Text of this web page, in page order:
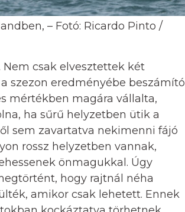
– Fotó: Ricardo Pinto /
csak elvesztettek két
szezon eredményébe beszámító
mértékben magára vállalta,
ha sűrű helyzetben ütik a
sem zavartatva nekimenni fájó
rossz helyzetben vannak,
önmagukkal. Úgy
hogy rajtnál néha
amikor csak lehetett. Ennek